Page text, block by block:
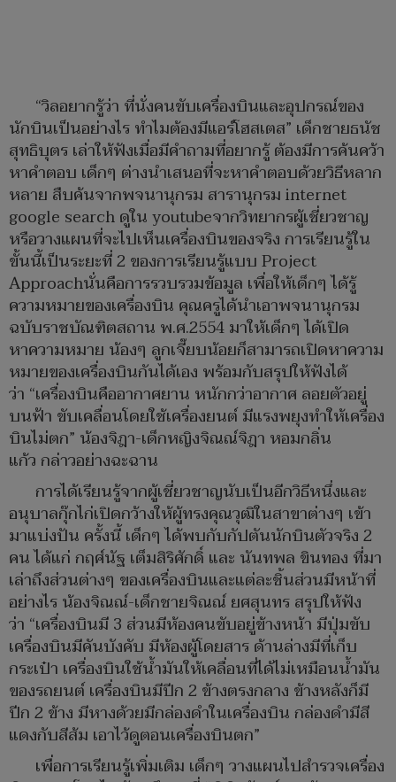
“วิลอยากรู้ว่า ที่นั่งคนขับเครื่องบินและอุปกรณ์ของ
นักบินเป็นอย่างไร ทำไมต้องมีแอร์โฮสเตส” เด็กชายธนัช
สุทธิบุตร เล่าให้ฟังเมื่อมีคำถามที่อยากรู้ ต้องมีการค้นคว้า
หาคำตอบ เด็กๆ ต่างนำเสนอที่จะหาคำตอบด้วยวิธีหลาก
หลาย สืบค้นจากพจนานุกรม สารานุกรม internet
google search ดูใน youtubeจากวิทยากรผู้เชี่ยวชาญ
หรือวางแผนที่จะไปเห็นเครื่องบินของจริง การเรียนรู้ใน
ขั้นนี้เป็นระยะที่ 2 ของการเรียนรู้แบบ Project
Approachนั่นคือการรวบรวมข้อมูล เพื่อให้เด็กๆ ได้รู้
ความหมายของเครื่องบิน คุณครูได้นำเอาพจนานุกรม
ฉบับราชบัณฑิตสถาน พ.ศ.2554 มาให้เด็กๆ ได้เปิด
หาความหมาย น้องๆ ลูกเจี๊ยบน้อยก็สามารถเปิดหาความ
หมายของเครื่องบินกันได้เอง พร้อมกับสรุปให้ฟังได้
ว่า “เครื่องบินคืออากาศยาน หนักกว่าอากาศ ลอยตัวอยู่
บนฟ้า ขับเคลื่อนโดยใช้เครื่องยนต์ มีแรงพยุงทำให้เครื่อง
บินไม่ตก” น้องจิฎา-เด็กหญิงจิณณ์จิฎา หอมกลิ่น
แก้ว กล่าวอย่างฉะฉาน
การได้เรียนรู้จากผู้เชี่ยวชาญนับเป็นอีกวิธีหนึ่งและ
อนุบาลกุ๊กไก่เปิดกว้างให้ผู้ทรงคุณวุฒิในสาขาต่างๆ เข้า
มาแบ่งปัน ครั้งนี้ เด็กๆ ได้พบกับกัปตันนักบินตัวจริง 2
คน ได้แก่ กฤศ์นัฐ เต็มสิริศักดิ์ และ นันทพล ขินทอง ที่มา
เล่าถึงส่วนต่างๆ ของเครื่องบินและแต่ละชิ้นส่วนมีหน้าที่
อย่างไร น้องจิณณ์-เด็กชายจิณณ์ ยศสุนทร สรุปให้ฟัง
ว่า “เครื่องบินมี 3 ส่วนมีห้องคนขับอยู่ข้างหน้า มีปุ่มขับ
เครื่องบินมีคันบังคับ มีห้องผู้โดยสาร ด้านล่างมีที่เก็บ
กระเป๋า เครื่องบินใช้น้ำมันให้เคลื่อนที่ได้ไม่เหมือนน้ำมัน
ของรถยนต์ เครื่องบินมีปีก 2 ข้างตรงกลาง ข้างหลังก็มี
ปีก 2 ข้าง มีหางด้วยมีกล่องดำในเครื่องบิน กล่องดำมีสี
แดงกับสีส้ม เอาไว้ดูตอนเครื่องบินตก”
เพื่อการเรียนรู้เพิ่มเติม เด็กๆ วางแผนไปสำรวจเครื่อง